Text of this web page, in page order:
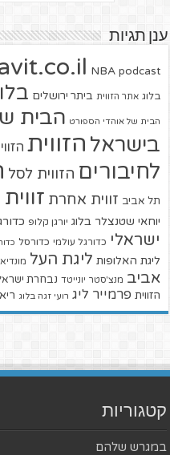
ענן תגיות
NBA podcast
בלוג אתר הזווית ביתר ירושלים
הבית של אוהדי הספורט הבית
בישראל הזווית
לחיבורים הזווית לסל
תל אביב זווית אחרת
יוחאי שטנצלר בלוג יורגן קלופ
ישראלי כדורגל עולמי כדורסל
ליגת האלופות ליגת העל מונדיאל
אביב מנצ'סטר יונייטד נבחרת
הזווית פרמייר ליג רועי זגה בלוג
קטגוריות
במגרש שלהם